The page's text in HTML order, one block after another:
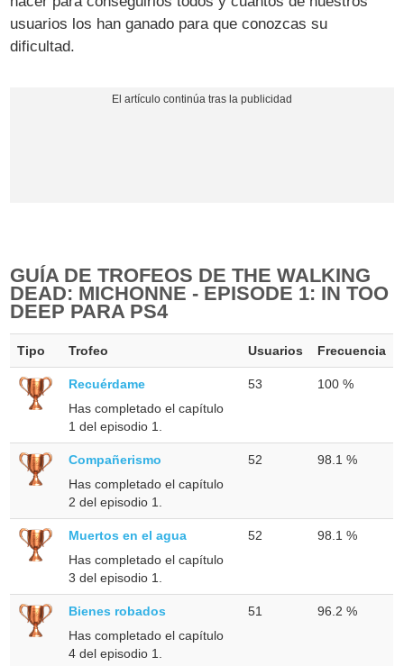
usuarios los han ganado para que conozcas su
dificultad.
GUÍA DE TROFEOS DE THE WALKING
DEAD: MICHONNE - EPISODE 1: IN TOO
DEEP PARA PS4
Tipo Trofeo Usuarios Frecuencia
Recuérdame
Has completado el capítulo
1 del episodio 1.
53 100 %
Compañerismo
Has completado el capítulo
2 del episodio 1.
52 98.1 %
Muertos en el agua
Has completado el capítulo
3 del episodio 1.
52 98.1 %
Bienes robados
Has completado el capítulo
4 del episodio 1.
51 96.2 %